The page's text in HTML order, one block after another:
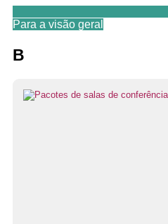
Para a visão geral
B